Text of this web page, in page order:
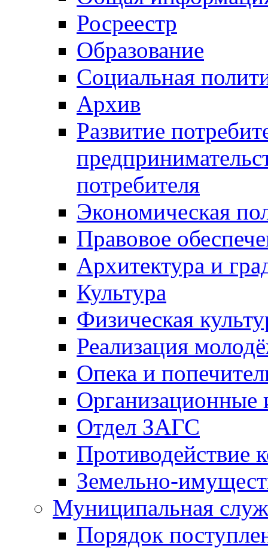
Росреестр
Образование
Социальная
Архив
Развитие
потребителя
Экономическая
Правовое
Архитектура и
Культура
Физическая
Реализация
Опека и
Отдел ЗАГС
Противодействие
Земельно-
Муниципальная
Порядок